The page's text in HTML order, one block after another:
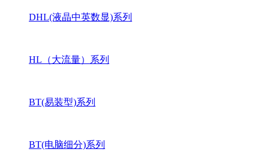
DHL(液晶中英数显)系列
HL（大流量）系列
BT(易装型)系列
BT(电脑细分)系列